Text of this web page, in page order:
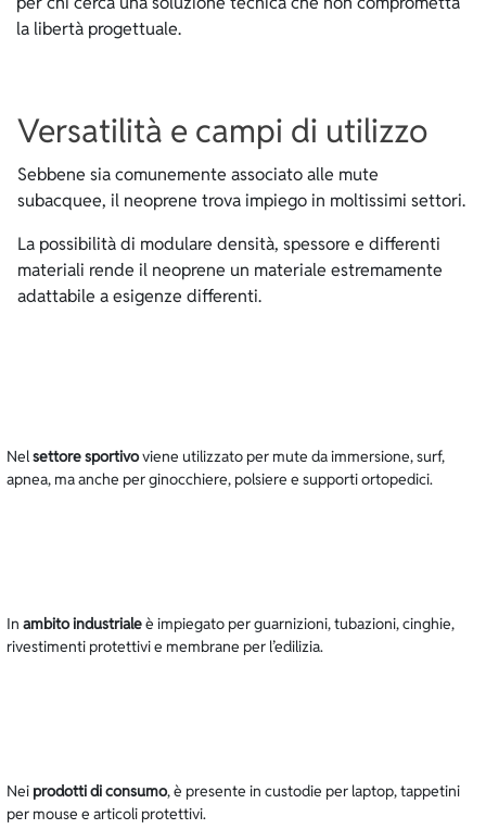
la libertà progettuale.
Versatilità e campi di utilizzo
Sebbene sia comunemente associato alle mute
subacquee, il neoprene trova impiego in moltissimi settori.
La possibilità di modulare densità, spessore e differenti
materiali rende il neoprene un materiale estremamente
adattabile a esigenze differenti.
Nelsettore sportivoviene utilizzato per mute da immersione, surf,
apnea, ma anche per ginocchiere, polsiere e supporti ortopedici.
Inambito industrialeè impiegato per guarnizioni, tubazioni, cinghie,
rivestimenti protettivi e membrane per l’edilizia.
Nei prodotti di consumo, è presente in custodie per laptop, tappetini
per mouse e articoli protettivi.